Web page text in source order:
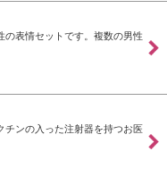
の表情セットです。複数の男性
チンの入った注射器を持つお医